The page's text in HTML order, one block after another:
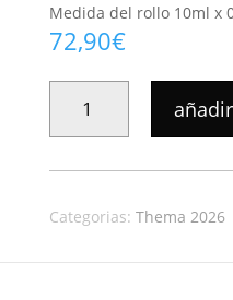
Medida del rollo 10ml x
72,90€
PINTADO
THEMA
28892
Categorias: Thema 2026|